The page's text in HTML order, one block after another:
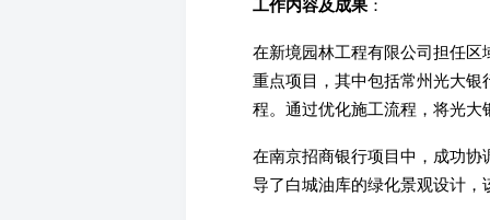
工作内容及成果 ：
在新境园林工程有限公司担任
重点项目，其中包括常州光大
程。通过优化施工流程，将光大
在南京招商银行项目中，成功
导了白城油库的绿化景观设计，